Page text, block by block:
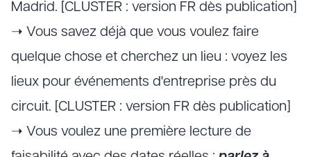
Madrid. [CLUSTER : version FR dès publication]
➝ Vous savez déjà que vous voulez faire
quelque chose et cherchez un lieu : voyez les
lieux pour événements d'entreprise près du
circuit. [CLUSTER : version FR dès publication]
➝ Vous voulez une première lecture de